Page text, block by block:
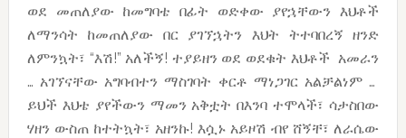
ወደ መጠለያው ከመግባቴ በፊት ወድቀው ያየኋቸውን እህቶች
ለማንሳት ከመጠለያው በር ያገኘኋትን እህት ትተባበረኝ ዘንድ
ለምንኳት፣ “እሽ!” አለችኝ! ተያይዘን ወደ ወደቁት እህቶች አመራን
… አገኘናቸው አግባብተን ማስገባት ቀርቶ ማነጋገር አልቻልነም …
ይህች እህቴ ያየችውን ማመን አቅቷት በእንባ ተሞላች፣ ሳታስበው
ሃዘን ውስጠ ከተትኳት፣ አዘንኩ! እሷኑ አይዞሽ ብየ ሸኝቸ፣ ለራሴው